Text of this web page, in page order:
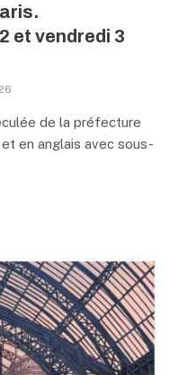
et vendredi 3
de la préfecture
en anglais avec sous-